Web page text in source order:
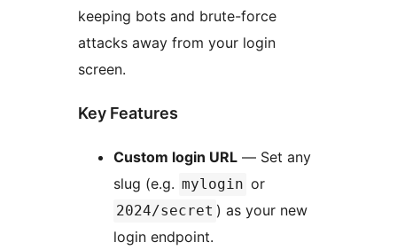
keeping bots and brute-force
attacks away from your login
screen.
Key Features
Custom login URL — Set any
slug (e.g. mylogin or
2024/secret ) as your new
login endpoint.